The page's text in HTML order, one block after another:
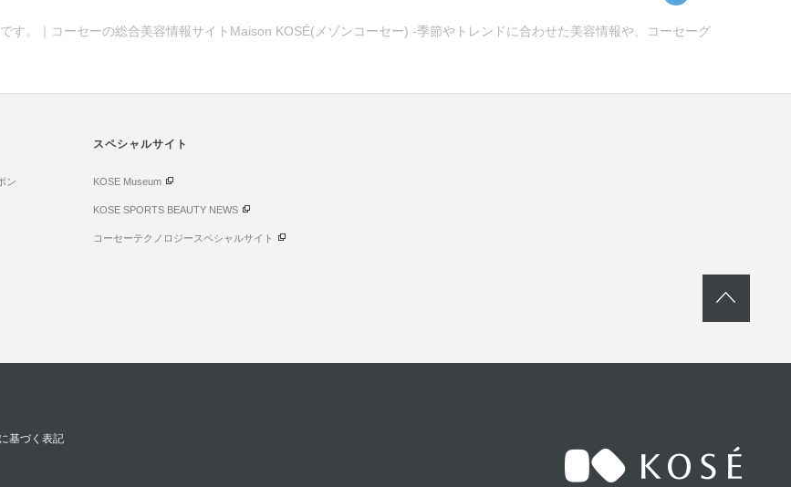
す。｜コーセーの総合美容情報サイトMaison KOSÉ(メゾンコーセー) -季節やトレンドに合わせた美容情報や、コーセーグ
ン
スペシャルサイト
KOSE Museum
KOSE SPORTS BEAUTY NEWS
コーセーテクノロジースペシャルサイト
基づく表記